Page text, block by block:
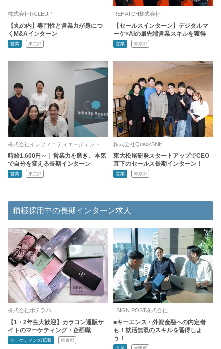
株式会社ROLEUP
【丸の内】専門性と営業力が身につ
くM&Aインターン
営業 東京都
REHATCH株式会社
【セールスインターン】デジタルマ
ーケ×AIの最先端営業スキルを獲得
営業 東京都
株式会社インフィニティエージェント
時給1,600円～｜営業力を磨き、本気
で自分を変える長期インターン
営業 東京都
株式会社QuackShift
東大松尾研発スタートアップでCEO
直下のセールス長期インターン！
営業 東京都
積極採用中の長期インターン求人
株式会社ホテラバ
【1・2年生大歓迎】カラコン通販サ
イトのマーケティング・企画職
マーケティング/広報 東京都
LSIGN POST株式会社
■キーエンス・外資金融への内定者
も！就活無双のスキルを習得しよ
う！